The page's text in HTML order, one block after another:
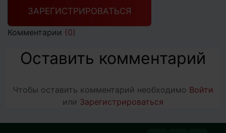
ЗАРЕГИСТРИРОВАТЬСЯ
Комментарии (0)
Оставить комментарий
Чтобы оставить комментарий необходимо Войти
или Зарегистрироваться